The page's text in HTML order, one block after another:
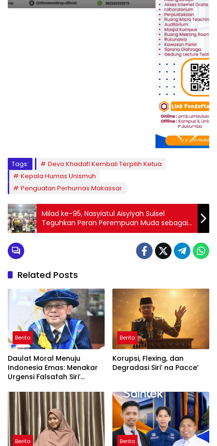
Tags:
Devo Khadafi Kembali Terpilih Ketua
Kepala Humas Unismuh
Penguatan Perhumas Makassar
Milad ke-95, Nasyiatul Aisyiyah Sulsel
Teguhkan Peran Perempuan Muda sebagai
Agen Transformasi Sosial
Related Posts
Berita
Daulat Moral Menuju
Indonesia Emas: Menakar
Urgensi Falsafah Siri’
Ancaman Kleptokrasi
Berita
Korupsi, Flexing, dan
Degradasi Siri’ na Pacce’
Berita Berita